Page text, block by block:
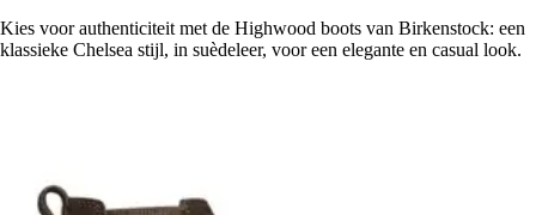
Kies voor authenticiteit met de Highwood boots van Birkenstock: een
klassieke Chelsea stijl, in suèdeleer, voor een elegante en casual look.